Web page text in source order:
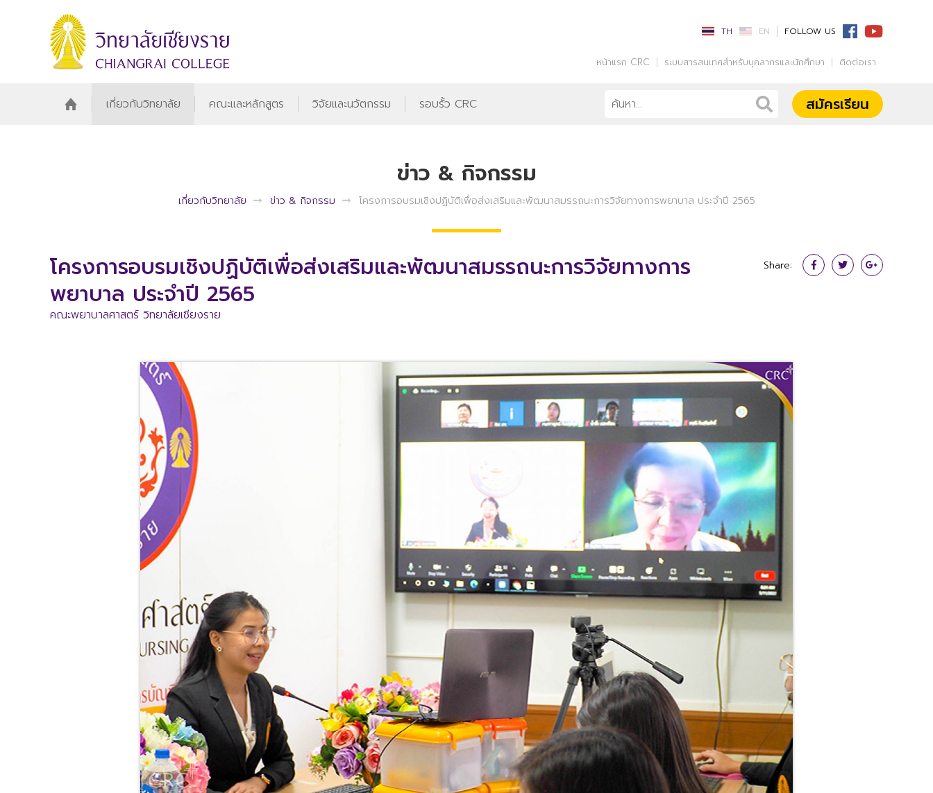
FOLLOW US
TH EN
หน้าแรก CRC ระบบสารสนเทศสำหรับบุคลากรและนักศึกษา ติดต่อเรา
สมัครเรียน
เกี่ยวกับวิทยาลัย คณะและหลักสูตร วิจัยและนวัตกรรม รอบรั้ว CRC
ข่าว & กิจกรรม
เกี่ยวกับวิทยาลัย ข่าว & กิจกรรม โครงการอบรมเชิงปฏิบัติเพื่อส่งเสริมและพัฒนาสมรรถนะการวิจัยทางการพยาบาล ประจำปี 2565
โครงการอบรมเชิงปฏิบัติเพื่อส่งเสริมและพัฒนาสมรรถนะการวิจัยทางการ
พยาบาล ประจำปี 2565
คณะพยาบาลศาสตร์ วิทยาลัยเชียงราย
Share: